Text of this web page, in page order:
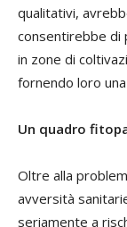
qualitativi,
consentirebbe di
in zone di
fornendo loro
Un quadro
Oltre alla
avversità
seriamente a